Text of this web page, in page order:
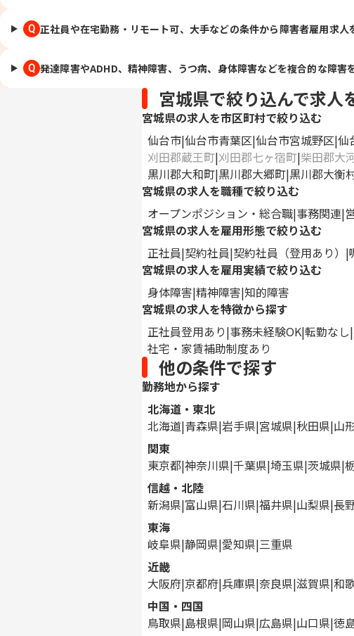
Q 正社員や在宅勤務・リモート可、大手などの条件から障害者雇用求人
Q 発達障害やADHD、精神障害、うつ病、身体障害などを複合的な障害
宮城県で絞り込んで求人
宮城県の求人を市区町村で絞り込む
仙台市 仙台市青葉区 仙台市宮城野区 仙
刈田郡蔵王町 刈田郡七ヶ宿町 柴田郡大
黒川郡大和町 黒川郡大郷町 黒川郡大衡
宮城県の求人を職種で絞り込む
オープンポジション・総合職 事務関連
宮城県の求人を雇用形態で絞り込む
正社員 契約社員 契約社員（登用あり）
宮城県の求人を雇用実績で絞り込む
身体障害 精神障害 知的障害
宮城県の求人を特徴から探す
正社員登用あり 事務未経験OK 転勤なし
社宅・家賃補助制度あり
他の条件で探す
勤務地から探す
北海道・東北
北海道 青森県 岩手県 宮城県 秋田県 山
関東
東京都 神奈川県 千葉県 埼玉県 茨城県
信越・北陸
新潟県 富山県 石川県 福井県 山梨県 長
東海
岐阜県 静岡県 愛知県 三重県
近畿
大阪府 京都府 兵庫県 奈良県 滋賀県 和
中国・四国
鳥取県 島根県 岡山県 広島県 山口県 徳